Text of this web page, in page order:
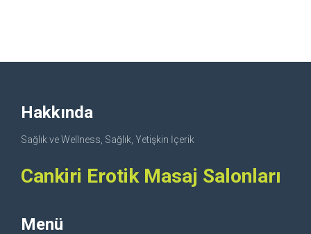
Hakkında
Sağlık ve Wellness, Sağlık, Yetişkin İçerik
Cankiri Erotik Masaj Salonları
Menü